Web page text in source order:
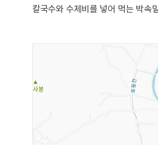
칼국수와 수제비를 넣어 먹는 박속